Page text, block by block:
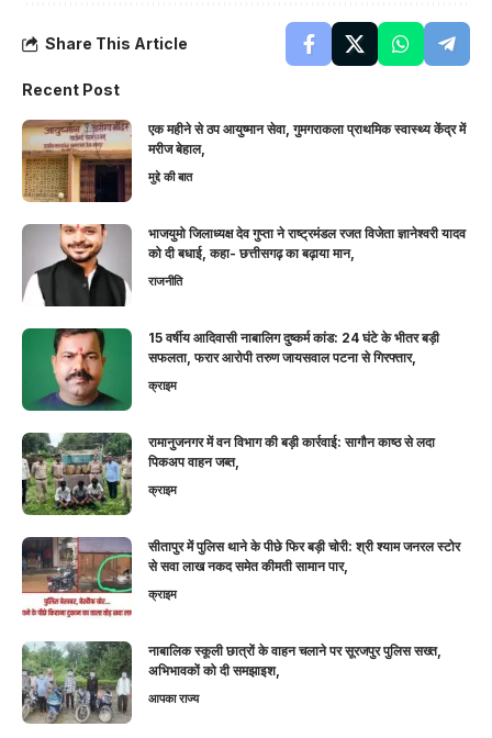
Share This Article
Recent Post
एक महीने से ठप आयुष्मान सेवा, गुमगराकला प्राथमिक स्वास्थ्य केंद्र में
मरीज बेहाल,
मुद्दे की बात
भाजयुमो जिलाध्यक्ष देव गुप्ता ने राष्ट्रमंडल रजत विजेता ज्ञानेश्वरी यादव
को दी बधाई, कहा- छत्तीसगढ़ का बढ़ाया मान,
राजनीति
15 वर्षीय आदिवासी नाबालिग दुष्कर्म कांड: 24 घंटे के भीतर बड़ी
सफलता, फरार आरोपी तरुण जायसवाल पटना से गिरफ्तार,
क्राइम
रामानुजनगर में वन विभाग की बड़ी कार्रवाई: सागौन काष्ठ से लदा
पिकअप वाहन जब्त,
क्राइम
सीतापुर में पुलिस थाने के पीछे फिर बड़ी चोरी: श्री श्याम जनरल स्टोर
से सवा लाख नकद समेत कीमती सामान पार,
क्राइम
नाबालिक स्कूली छात्रों के वाहन चलाने पर सूरजपुर पुलिस सख्त,
अभिभावकों को दी समझाइश,
आपका राज्य